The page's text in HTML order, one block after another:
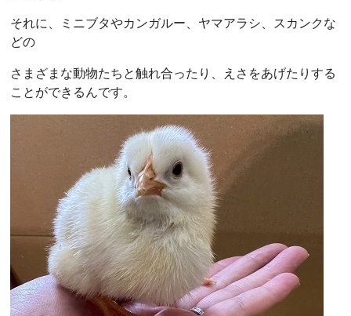
それに、ミニブタやカンガルー、ヤマアラシ、スカンクな
どの
さまざまな動物たちと触れ合ったり、えさをあげたりする
ことができるんです。